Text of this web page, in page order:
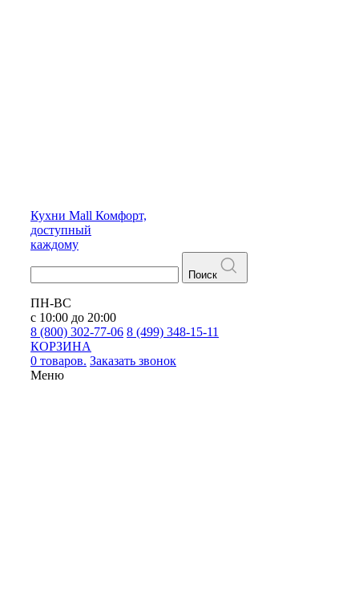
Кухни Mall Комфорт,
доступный
каждому
Поиск
ПН-ВС
с 10:00 до 20:00
8 (800) 302-77-06 8 (499) 348-15-11
КОРЗИНА
0 товаров. Заказать звонок
Меню